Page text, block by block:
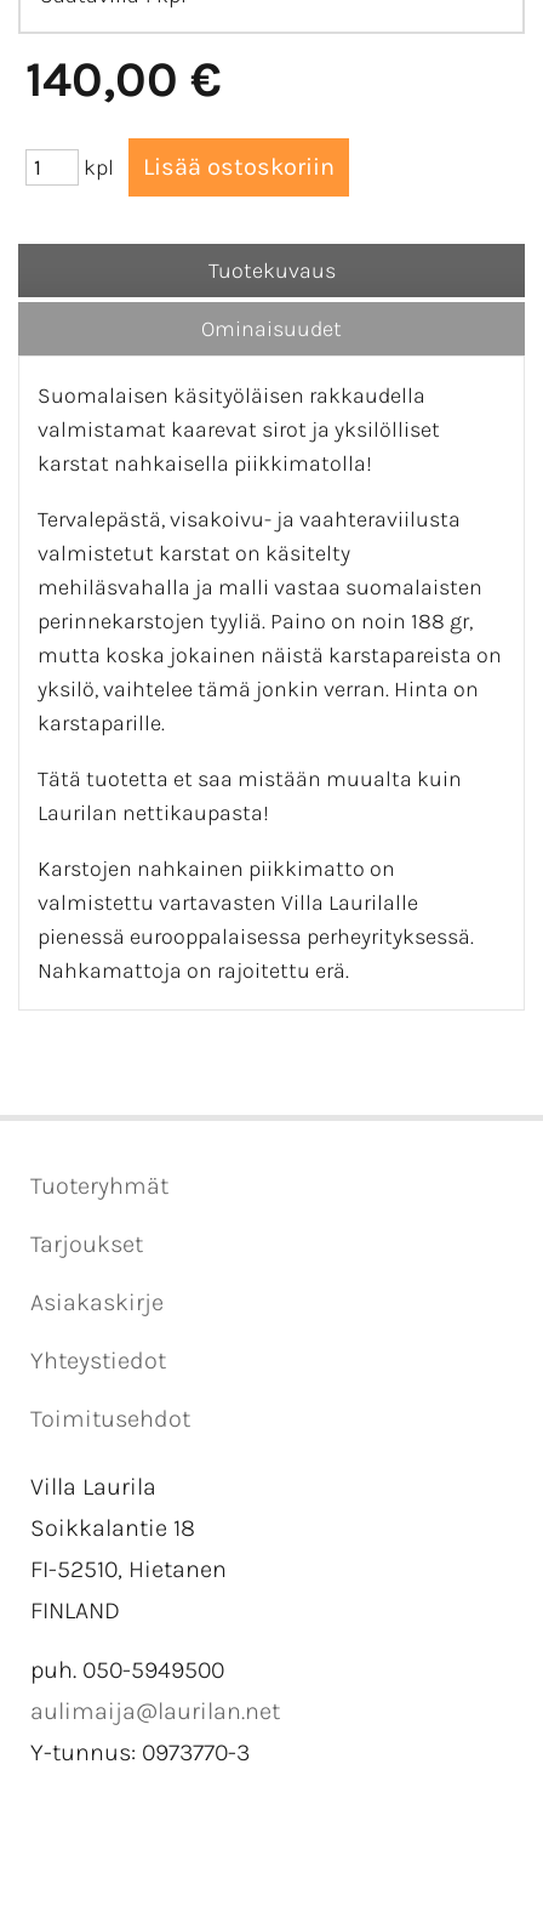
140,00 €
kpl
Tuotekuvaus
Ominaisuudet
Suomalaisen käsityöläisen rakkaudella
valmistamat kaarevat sirot ja yksilölliset
karstat nahkaisella piikkimatolla!
Tervalepästä, visakoivu- ja vaahteraviilusta
valmistetut karstat on käsitelty
mehiläsvahalla ja malli vastaa suomalaisten
perinnekarstojen tyyliä. Paino on noin 188 gr,
mutta koska jokainen näistä karstapareista on
yksilö, vaihtelee tämä jonkin verran. Hinta on
karstaparille.
Tätä tuotetta et saa mistään muualta kuin
Laurilan nettikaupasta!
Karstojen nahkainen piikkimatto on
valmistettu vartavasten Villa Laurilalle
pienessä eurooppalaisessa perheyrityksessä.
Nahkamattoja on rajoitettu erä.
Tuoteryhmät
Tarjoukset
Asiakaskirje
Yhteystiedot
Toimitusehdot
Villa Laurila
Soikkalantie 18
FI-52510, Hietanen
FINLAND
puh. 050-5949500
aulimaija@laurilan.net
Y-tunnus: 0973770-3